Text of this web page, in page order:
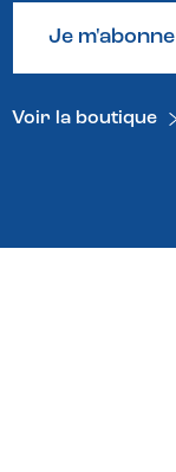
Je m'abonne
Voir la boutique